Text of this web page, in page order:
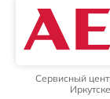
Сервисный
Иркутске